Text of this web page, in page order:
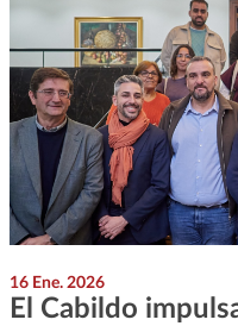
16 Ene. 2026
El Cabildo